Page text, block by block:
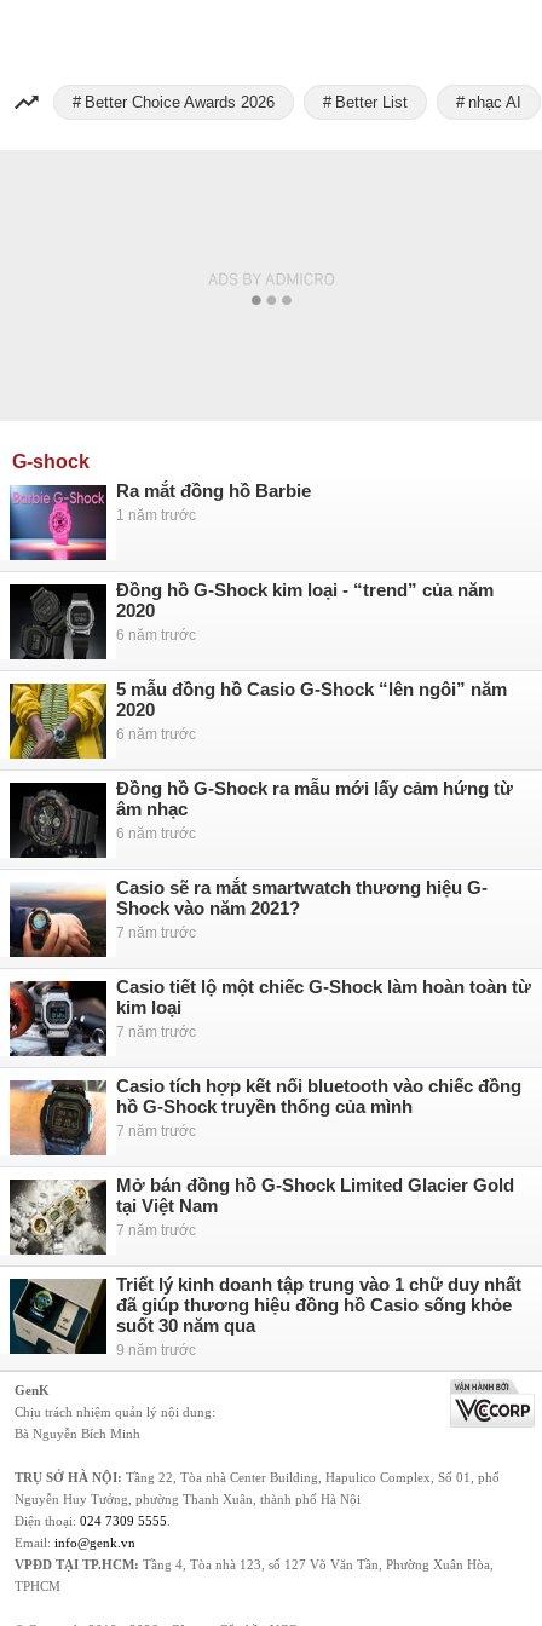
Better Choice Awards 2026 Better List nhạc AI
G-shock
Ra mắt đồng hồ Barbie
1 năm trước
Đồng hồ G-Shock kim loại - “trend” của năm
2020
6 năm trước
5 mẫu đồng hồ Casio G-Shock “lên ngôi” năm
2020
6 năm trước
Đồng hồ G-Shock ra mẫu mới lấy cảm hứng từ
âm nhạc
6 năm trước
Casio sẽ ra mắt smartwatch thương hiệu G-
Shock vào năm 2021?
7 năm trước
Casio tiết lộ một chiếc G-Shock làm hoàn toàn từ
kim loại
7 năm trước
Casio tích hợp kết nối bluetooth vào chiếc đồng
hồ G-Shock truyền thống của mình
7 năm trước
Mở bán đồng hồ G-Shock Limited Glacier Gold
tại Việt Nam
7 năm trước
Triết lý kinh doanh tập trung vào 1 chữ duy nhất
đã giúp thương hiệu đồng hồ Casio sống khỏe
suốt 30 năm qua
9 năm trước
GenK
Chịu trách nhiệm quản lý nội dung:
Bà Nguyễn Bích Minh
TRỤ SỞ HÀ NỘI: Tầng 22, Tòa nhà Center Building, Hapulico Complex, Số 01, phố
Nguyễn Huy Tưởng, phường Thanh Xuân, thành phố Hà Nội
Điện thoại: 024 7309 5555
Email: info@genk.vn
VPĐD TẠI TP.HCM: Tầng 4, Tòa nhà 123, số 127 Võ Văn Tần, Phường Xuân Hòa,
TPHCM